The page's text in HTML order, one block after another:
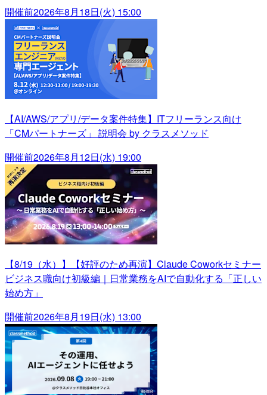
開催前2026年8月18日(火) 15:00
【AI/AWS/アプリ/データ案件特集】ITフリーランス向け
「CMパートナーズ」 説明会 by クラスメソッド
開催前2026年8月12日(水) 19:00
【8/19（水）】【好評のため再演】Claude Coworkセミナー
ビジネス職向け初級編｜日常業務をAIで自動化する「正しい
始め方」
開催前2026年8月19日(水) 13:00